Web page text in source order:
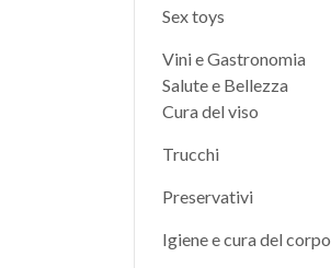
Sex toys
Vini e Gastronomia
Salute e Bellezza
Cura del viso
Trucchi
Preservativi
Igiene e cura del corpo